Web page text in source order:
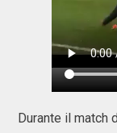
Durante il match